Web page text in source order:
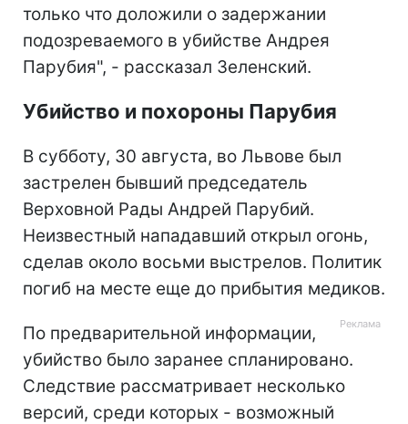
только что доложили о задержании
подозреваемого в убийстве Андрея
Парубия", - рассказал Зеленский.
Убийство и похороны Парубия
В субботу, 30 августа, во Львове был
застрелен бывший председатель
Верховной Рады Андрей Парубий.
Неизвестный нападавший открыл огонь,
сделав около восьми выстрелов. Политик
погиб на месте еще до прибытия медиков.
По предварительной информации,
убийство было заранее спланировано.
Следствие рассматривает несколько
версий, среди которых - возможный